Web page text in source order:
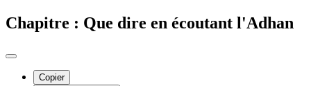
Chapitre : Que dire en écoutant l'Adhan
Copier